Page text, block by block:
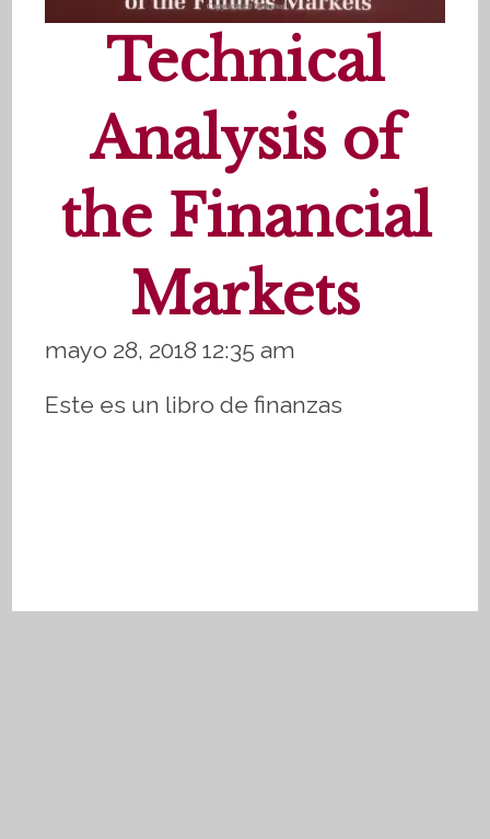
Technical
Analysis of
the Financial
Markets
mayo 28, 2018 12:35 am
Este es un libro de finanzas